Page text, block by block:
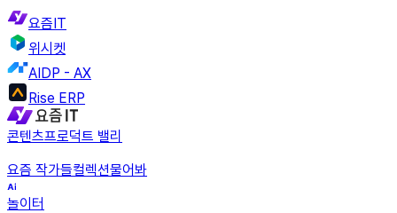
요즘IT
위시켓
AIDP - AX
Rise ERP
콘텐츠프로덕트 밸리
요즘 작가들컬렉션물어봐
놀이터